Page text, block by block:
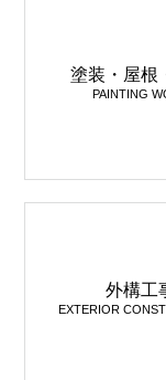
塗装・屋根
PAINTING
外構工
EXTERIOR